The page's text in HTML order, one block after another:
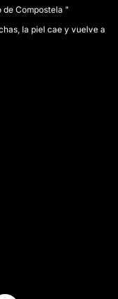
de Compostela "
la piel cae y vuelve a